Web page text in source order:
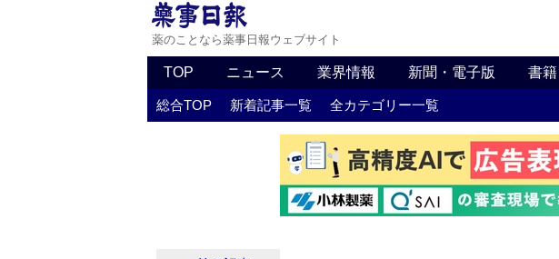
薬のことなら薬事日報ウェブサイト
TOP ニュース 業界情報 新聞・電子版 書
総合TOP 新着記事一覧 全カテゴリー一覧